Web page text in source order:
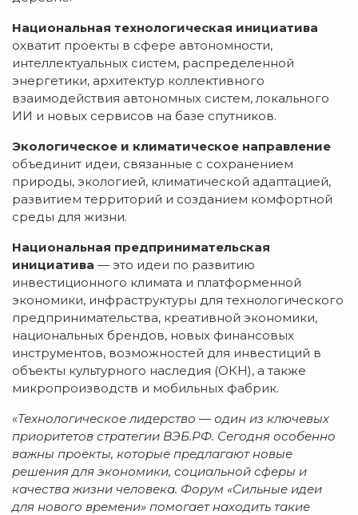
Национальная технологическая инициатива
охватит проекты в сфере автономности,
интеллектуальных систем, распределенной
энергетики, архитектур коллективного
взаимодействия автономных систем, локального
ИИ и новых сервисов на базе спутников.
Экологическое и климатическое направление
объединит идеи, связанные с сохранением
природы, экологией, климатической адаптацией,
развитием территорий и созданием комфортной
среды для жизни.
Национальная предпринимательская
инициатива — это идеи по развитию
инвестиционного климата и платформенной
экономики, инфраструктуры для технологического
предпринимательства, креативной экономики,
национальных брендов, новых финансовых
инструментов, возможностей для инвестиций в
объекты культурного наследия (ОКН), а также
микропроизводств и мобильных фабрик.
«Технологическое лидерство — один из ключевых
приоритетов стратегии ВЭБ.РФ. Сегодня особенно
важны проекты, которые предлагают новые
решения для экономики, социальной сферы и
качества жизни человека. Форум «Сильные идеи
для нового времени» помогает находить такие